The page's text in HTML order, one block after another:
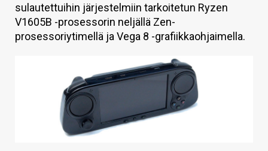
KAUPPA
VAIHDA TEEMA
sulautettuihin järjestelmiin tarkoitetun Ryzen
V1605B -prosessorin neljällä Zen-
prosessoriytimellä ja Vega 8 -grafiikkaohjaimella.